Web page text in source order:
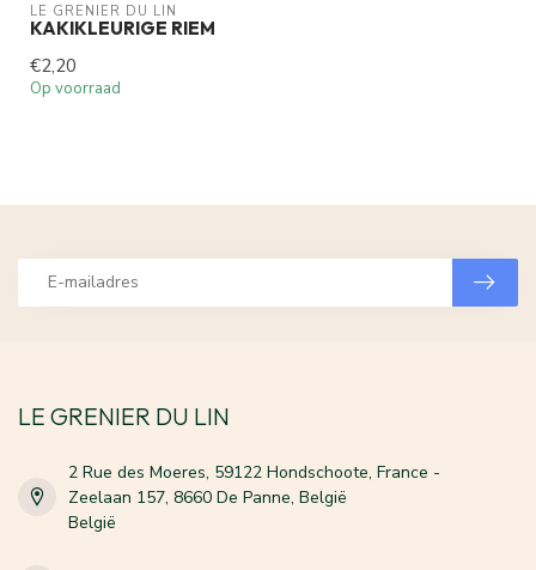
LE GRENIER DU LIN
KAKIKLEURIGE RIEM
€2,20
Op voorraad
LE GRENIER DU LIN
2 Rue des Moeres, 59122 Hondschoote, France -
Zeelaan 157, 8660 De Panne, België
België